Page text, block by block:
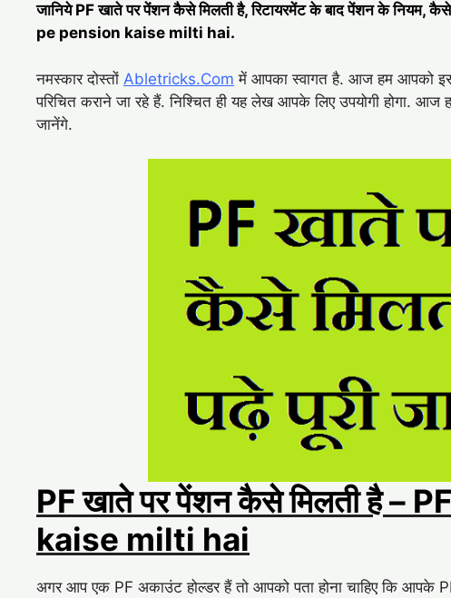
जानिये PF खाते पर पेंशन कैसे मिलती है, रिटायरमेंट के बाद पेंशन के नियम,
pe pension kaise milti hai.
नमस्कार दोस्तों Abletricks.Com में आपका स्वागत है. आज हम आपको
परिचित कराने जा रहे हैं. निश्चित ही यह लेख आपके लिए उपयोगी होगा.
जानेंगे.
PF खाते पर पेंशन कैसे मिलती है –
kaise milti hai
अगर आप एक PF अकाउंट होल्डर हैं तो आपको पता होना चाहिए कि आपके